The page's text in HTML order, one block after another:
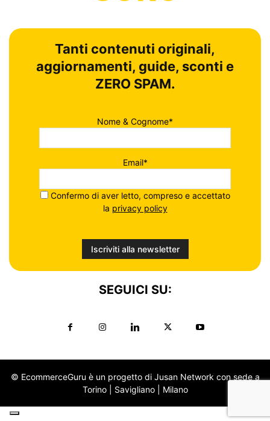
Tanti contenuti originali,
aggiornamenti, guide, sconti e
ZERO SPAM.
Nome & Cognome*
Email*
Confermo di aver letto, compreso e accettato
la privacy policy
SEGUICI SU:
© EcommerceGuru è un progetto di Jusan Network con sede a
Torino | Savigliano | Milano